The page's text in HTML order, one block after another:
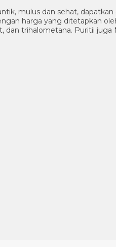
mulus dan sehat,
harga yang ditetapkan
trihalometana. Puritii juga